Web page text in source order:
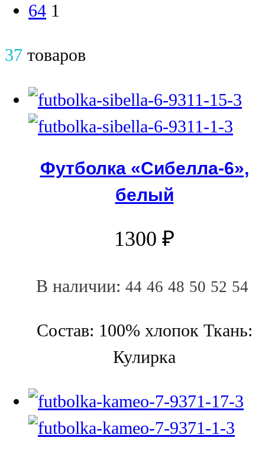
64 1
37 товаров
Футболка «Сибелла-6»,
белый
1300 ₽
В наличии: 44 46 48 50 52 54
Состав: 100% хлопок Ткань:
Кулирка